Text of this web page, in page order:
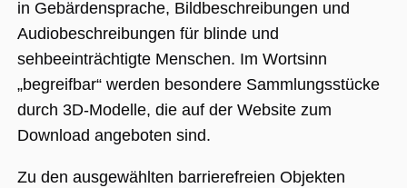
in Gebärdensprache, Bildbeschreibungen und
Audiobeschreibungen für blinde und
sehbeeinträchtigte Menschen. Im Wortsinn
„begreifbar“ werden besondere Sammlungsstücke
durch 3D-Modelle, die auf der Website zum
Download angeboten sind.
Zu den ausgewählten barrierefreien Objekten